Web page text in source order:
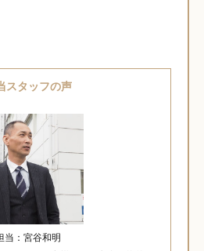
スタッフの声
当：宮谷和明